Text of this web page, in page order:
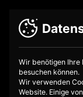
Wir benötigen Ihre
besuchen können.
Wir verwenden
Website. Einige